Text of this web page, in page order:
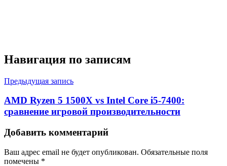
Навигация по записям
Предыдущая запись
AMD Ryzen 5 1500X vs Intel Core i5-7400:
сравнение игровой производительности
Добавить комментарий
Ваш адрес email не будет опубликован. Обязательные поля
помечены *